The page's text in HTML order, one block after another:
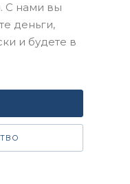
С нами вы
деньги,
и будете в